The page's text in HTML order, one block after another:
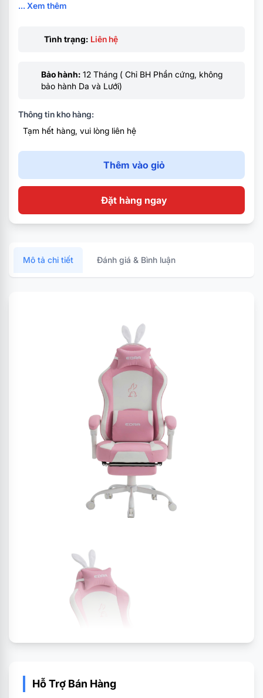
Góc đứng: 90° ± 2°
Khung chân: Hợp kim
Bệ đỡ: Đa năng, có thể ngả
... Xem thêm
Tình trạng: Liên hệ
Bảo hành:12 Tháng ( Chỉ BH Phần cứng, không
bảo hành Da và Lưới)
Thông tin kho hàng:
Tạm hết hàng, vui lòng liên hệ
Thêm vào giỏ
Đặt hàng ngay
Mô tả chi tiết Đánh giá & Bình luận
Hỗ Trợ Bán Hàng